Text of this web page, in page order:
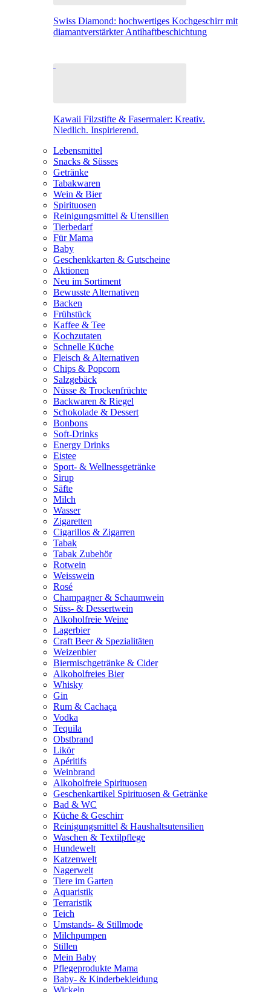
Swiss Diamond: hochwertiges Kochgeschirr mit
diamantverstärkter Antihaftbeschichtung
Kawaii Filzstifte & Fasermaler: Kreativ.
Niedlich. Inspirierend.
Lebensmittel
Snacks & Süsses
Getränke
Tabakwaren
Wein & Bier
Spirituosen
Reinigungsmittel & Utensilien
Tierbedarf
Für Mama
Baby
Geschenkkarten & Gutscheine
Aktionen
Neu im Sortiment
Bewusste Alternativen
Backen
Frühstück
Kaffee & Tee
Kochzutaten
Schnelle Küche
Fleisch & Alternativen
Chips & Popcorn
Salzgebäck
Nüsse & Trockenfrüchte
Backwaren & Riegel
Schokolade & Dessert
Bonbons
Soft-Drinks
Energy Drinks
Eistee
Sport- & Wellnessgetränke
Sirup
Säfte
Milch
Wasser
Zigaretten
Cigarillos & Zigarren
Tabak
Tabak Zubehör
Rotwein
Weisswein
Rosé
Champagner & Schaumwein
Süss- & Dessertwein
Alkoholfreie Weine
Lagerbier
Craft Beer & Spezialitäten
Weizenbier
Biermischgetränke & Cider
Alkoholfreies Bier
Whisky
Gin
Rum & Cachaça
Vodka
Tequila
Obstbrand
Likör
Apéritifs
Weinbrand
Alkoholfreie Spirituosen
Geschenkartikel Spirituosen & Getränke
Bad & WC
Küche & Geschirr
Reinigungsmittel & Haushaltsutensilien
Waschen & Textilpflege
Hundewelt
Katzenwelt
Nagerwelt
Tiere im Garten
Aquaristik
Terraristik
Teich
Umstands- & Stillmode
Milchpumpen
Stillen
Mein Baby
Pflegeprodukte Mama
Baby- & Kinderbekleidung
Wickeln